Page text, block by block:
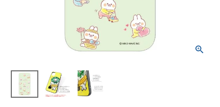
モチーフから探す
キャラクターから探す